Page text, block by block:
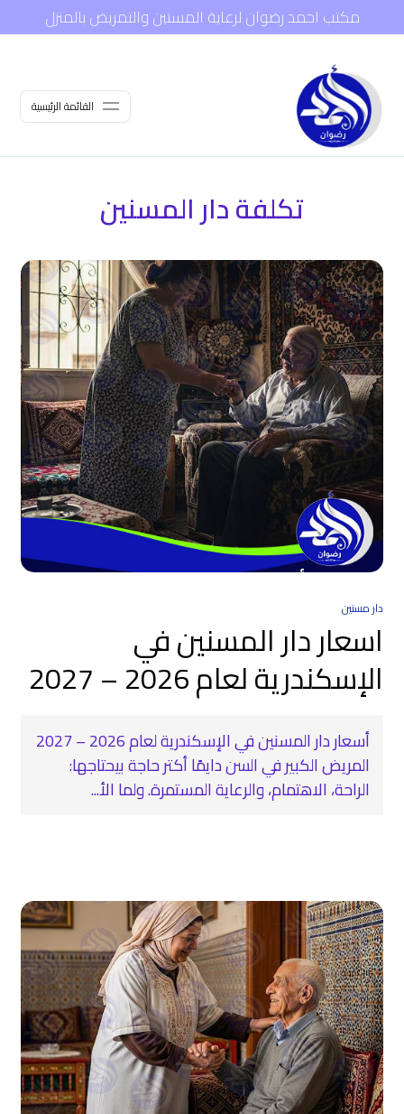
مكتب احمد رضوان لرعاية المسنين والتمريض بالمنزل
القائمة الرئيسية
تكلفة دار المسنين
دار مسنين
اسعار دار المسنين في
الإسكندرية لعام 2026 – 2027
أسعار دار المسنين في الإسكندرية لعام 2026 – 2027
المريض الكبير في السن دايمًا أكتر حاجة بيحتاجها:
الراحة، الاهتمام، والرعاية المستمرة. ولما الأ...